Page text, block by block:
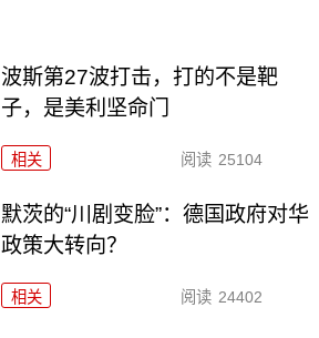
波斯第27波打击，打的不是靶
子，是美利坚命门
相关 阅读 25104
默茨的“川剧变脸”：德国政府对华
政策大转向？
相关 阅读 24402